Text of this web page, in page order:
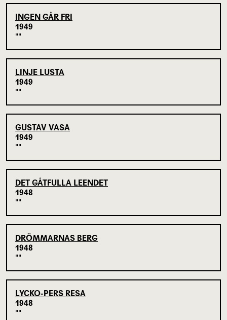
INGEN GÅR FRI
1949
LINJE LUSTA
1949
GUSTAV VASA
1949
DET GÅTFULLA LEENDET
1948
DRÖMMARNAS BERG
1948
LYCKO-PERS RESA
1948